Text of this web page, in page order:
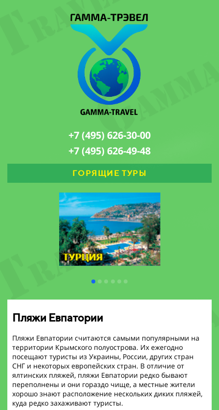
+7 (495) 626-30-00
+7 (495) 626-49-48
ГОРЯЩИЕ ТУРЫ
Пляжи Евпатории
Пляжи Евпатории считаются самыми популярными на
территории Крымского полуострова. Их ежегодно
посещают туристы из Украины, России, других стран
СНГ и некоторых европейских стран. В отличие от
ялтинских пляжей, пляжи Евпатории редко бывают
переполнены и они гораздо чище, а местные жители
хорошо знают расположение нескольких диких пляжей,
куда редко захаживают туристы.